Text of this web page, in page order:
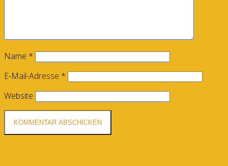
Name *
E-Mail-Adresse *
Website